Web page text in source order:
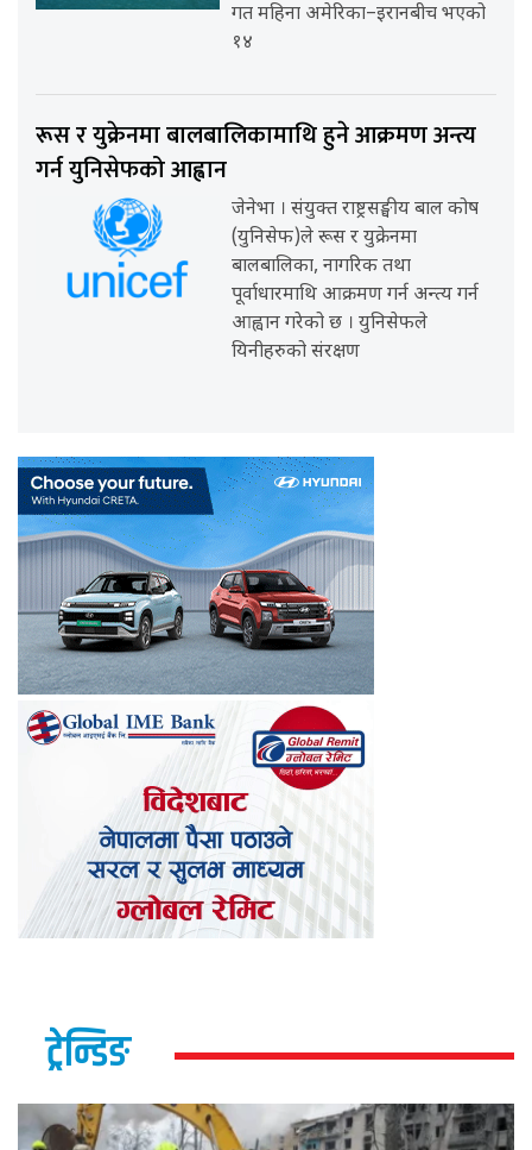
गत महिना अमेरिका–इरानबीच भएको
१४
रूस र युक्रेनमा बालबालिकामाथि हुने आक्रमण अन्त्य
गर्न युनिसेफको आह्वान
जेनेभा । संयुक्त राष्ट्रसङ्घीय बाल कोष
(युनिसेफ)ले रूस र युक्रेनमा
बालबालिका, नागरिक तथा
पूर्वाधारमाथि आक्रमण गर्न अन्त्य गर्न
आह्वान गरेको छ । युनिसेफले
यिनीहरुको संरक्षण
ट्रेन्डिङ